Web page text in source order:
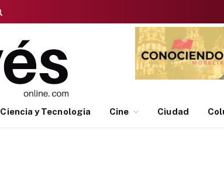
Ciencia y Tecnologia Cine Ciudad